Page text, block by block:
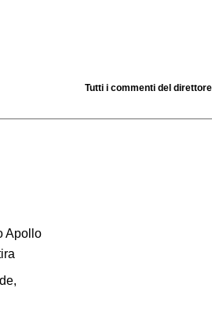
Tutti i commenti del direttore
Apollo